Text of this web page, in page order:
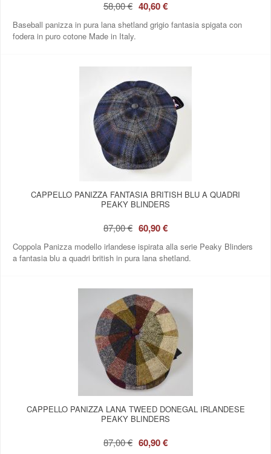
58,00 € 40,60 €
Baseball panizza in pura lana shetland grigio fantasia spigata con
fodera in puro cotone Made in Italy.
CAPPELLO PANIZZA FANTASIA BRITISH BLU A QUADRI
PEAKY BLINDERS
87,00 € 60,90 €
Coppola Panizza modello irlandese ispirata alla serie Peaky Blinders
a fantasia blu a quadri british in pura lana shetland.
CAPPELLO PANIZZA LANA TWEED DONEGAL IRLANDESE
PEAKY BLINDERS
87,00 € 60,90 €